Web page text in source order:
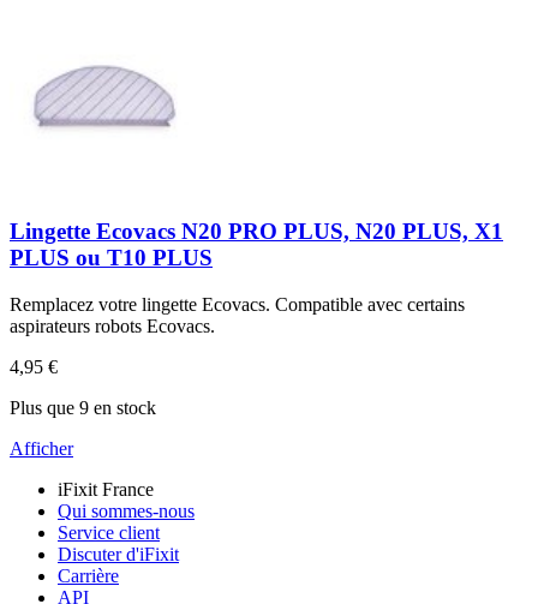
Lingette Ecovacs N20 PRO PLUS, N20 PLUS, X1
PLUS ou T10 PLUS
Remplacez votre lingette Ecovacs. Compatible avec certains
aspirateurs robots Ecovacs.
4,95 €
Plus que 9 en stock
Afficher
iFixit France
Qui sommes-nous
Service client
Discuter d'iFixit
Carrière
API